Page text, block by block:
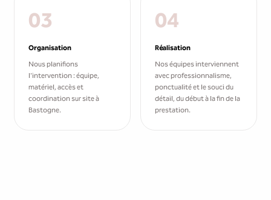
03
Organisation
Nous planifions
l'intervention : équipe,
matériel, accès et
coordination sur site à
Bastogne.
04
Réalisation
Nos équipes interviennent
avec professionnalisme,
ponctualité et le souci du
détail, du début à la fin de la
prestation.